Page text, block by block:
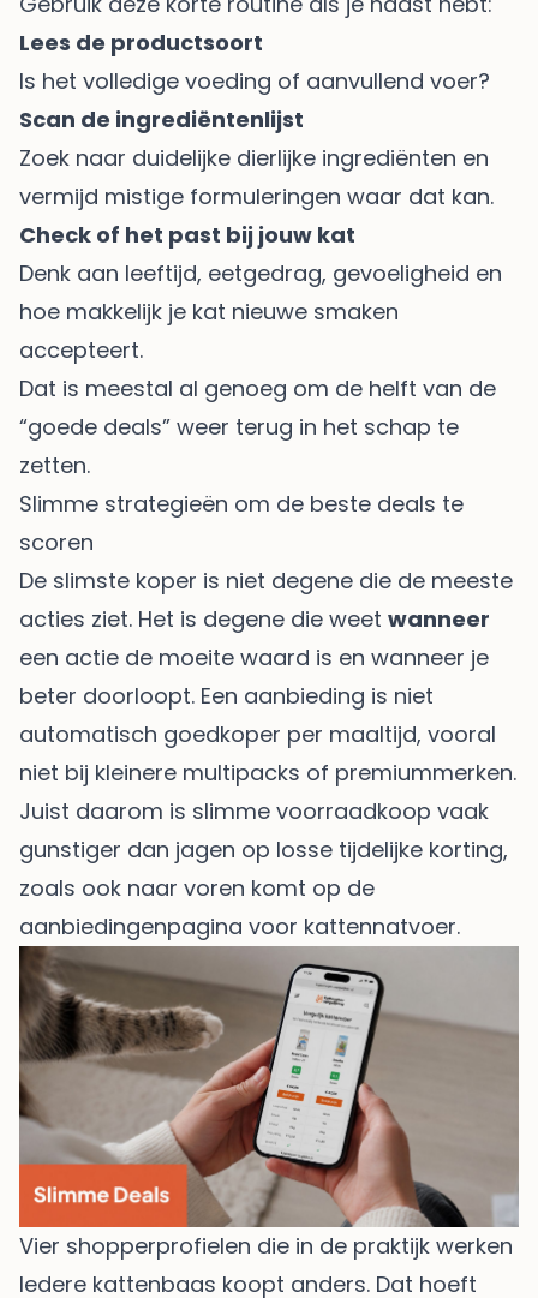
Lees de productsoort
Is het volledige voeding of aanvullend voer?
Scan de ingrediëntenlijst
Zoek naar duidelijke dierlijke ingrediënten en
vermijd mistige formuleringen waar dat kan.
Check of het past bij jouw kat
Denk aan leeftijd, eetgedrag, gevoeligheid en
hoe makkelijk je kat nieuwe smaken
accepteert.
Dat is meestal al genoeg om de helft van de
“goede deals” weer terug in het schap te
zetten.
Slimme strategieën om de beste deals te
scoren
De slimste koper is niet degene die de meeste
acties ziet. Het is degene die weet wanneer
een actie de moeite waard is en wanneer je
beter doorloopt. Een aanbieding is niet
automatisch goedkoper per maaltijd, vooral
niet bij kleinere multipacks of premiummerken.
Juist daarom is slimme voorraadkoop vaak
gunstiger dan jagen op losse tijdelijke korting,
zoals ook naar voren komt op de
aanbiedingenpagina voor kattennatvoer.
Vier shopperprofielen die in de praktijk werken
Iedere kattenbaas koopt anders. Dat hoeft